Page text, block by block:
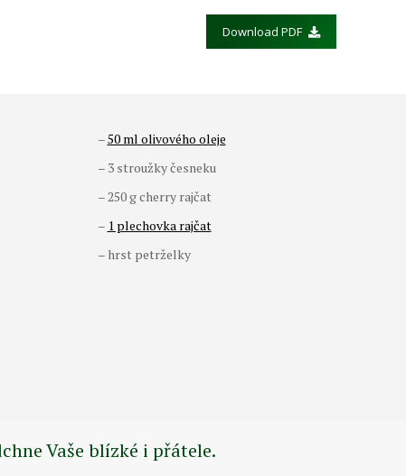
Download PDF
–50 ml olivového oleje
– 3 stroužky česneku
– 250 g cherry rajčat
– 1 plechovka rajčat
– hrst petrželky
Vaše blízké i přátele.